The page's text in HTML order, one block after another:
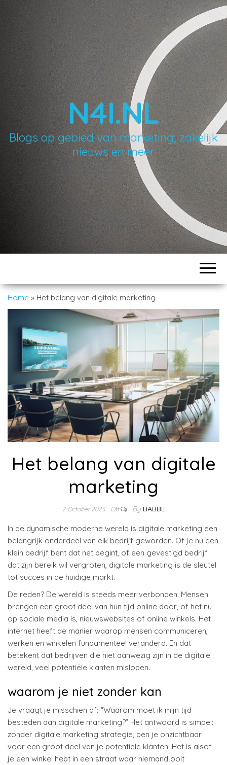
N4I.NL
Blogs op gebied van marketing, zakelijk
nieuws en meer
Home » Het belang van digitale marketing
Het belang van digitale
marketing
2 October 2023 Off By BABBE
In de dynamische moderne wereld is digitale marketing een
belangrijk onderdeel van elk bedrijf geworden. Of je nu een
klein bedrijf bent dat net begint, of een gevestigd bedrijf
dat zijn bereik wil vergroten, digitale marketing is de sleutel
tot succes in de huidige markt.
De reden? De wereld is steeds meer verbonden. Mensen
brengen een groot deel van hun tijd online door, of het nu
op sociale media is, nieuwswebsites of online winkels. Het
internet heeft de manier waarop mensen communiceren,
werken en winkelen fundamenteel veranderd. En dat
betekent dat bedrijven die niet aanwezig zijn in de digitale
wereld, veel potentiële klanten mislopen.
waarom je niet zonder kan
Je vraagt je misschien af: “Waarom moet ik mijn tijd
besteden aan digitale marketing?” Het antwoord is simpel:
zonder digitale marketing strategie, ben je onzichtbaar
voor een groot deel van je potentiële klanten. Het is alsof
je een winkel hebt in een straat waar niemand ooit